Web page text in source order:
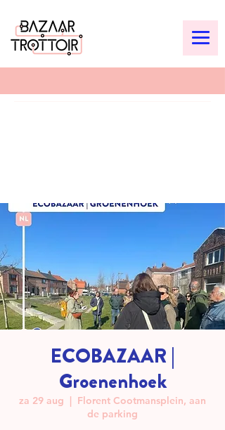
ECOBAZAAR |
Groenenhoek
za 29 aug
  |
Florent Cootmansplein, aan
de parking